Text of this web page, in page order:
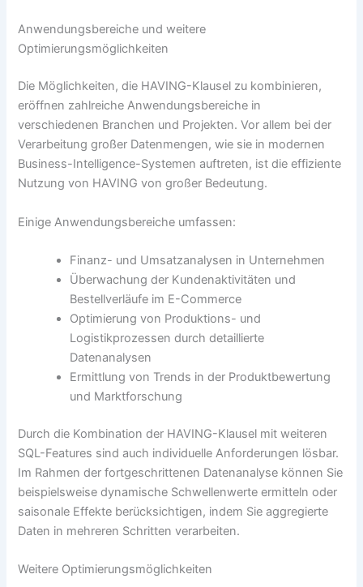
Anwendungsbereiche und weitere
Optimierungsmöglichkeiten
Die Möglichkeiten, die HAVING-Klausel zu kombinieren,
eröffnen zahlreiche Anwendungsbereiche in
verschiedenen Branchen und Projekten. Vor allem bei der
Verarbeitung großer Datenmengen, wie sie in modernen
Business-Intelligence-Systemen auftreten, ist die effiziente
Nutzung von HAVING von großer Bedeutung.
Einige Anwendungsbereiche umfassen:
Finanz- und Umsatzanalysen in Unternehmen
Überwachung der Kundenaktivitäten und
Bestellverläufe im E-Commerce
Optimierung von Produktions- und
Logistikprozessen durch detaillierte
Datenanalysen
Ermittlung von Trends in der Produktbewertung
und Marktforschung
Durch die Kombination der HAVING-Klausel mit weiteren
SQL-Features sind auch individuelle Anforderungen lösbar.
Im Rahmen der fortgeschrittenen Datenanalyse können Sie
beispielsweise dynamische Schwellenwerte ermitteln oder
saisonale Effekte berücksichtigen, indem Sie aggregierte
Daten in mehreren Schritten verarbeiten.
Weitere Optimierungsmöglichkeiten